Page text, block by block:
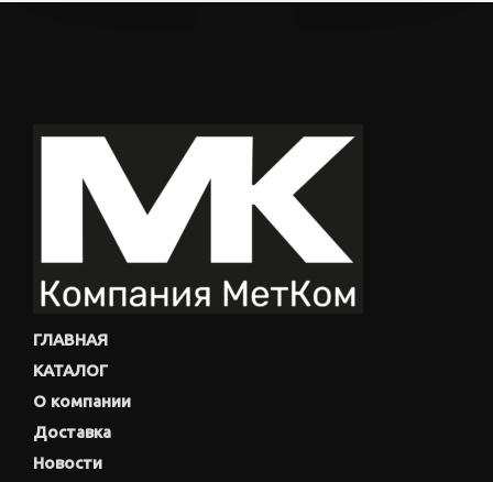
ГЛАВНАЯ
КАТАЛОГ
О компании
Доставка
Новости